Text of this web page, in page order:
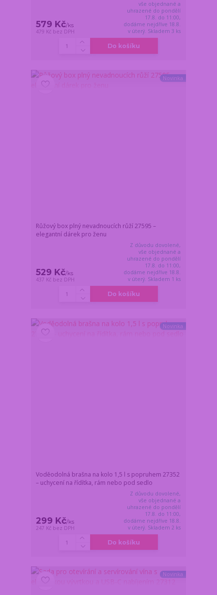
579 Kč/ks
479 Kč bez DPH
vše objednané a
uhrazené do pondělí
17.8. do 11:00,
dodáme nejdříve 18.8.
v úterý. Skladem 3 ks
Do košíku
Novinka
Růžový box plný nevadnoucích růží 27595 –
elegantní dárek pro ženu
529 Kč/ks
437 Kč bez DPH
Z důvodu dovolené,
vše objednané a
uhrazené do pondělí
17.8. do 11:00,
dodáme nejdříve 18.8.
v úterý. Skladem 1 ks
Do košíku
Novinka
Voděodolná brašna na kolo 1,5 l s popruhem 27352
– uchycení na řídítka, rám nebo pod sedlo
299 Kč/ks
247 Kč bez DPH
Z důvodu dovolené,
vše objednané a
uhrazené do pondělí
17.8. do 11:00,
dodáme nejdříve 18.8.
v úterý. Skladem 2 ks
Do košíku
Novinka